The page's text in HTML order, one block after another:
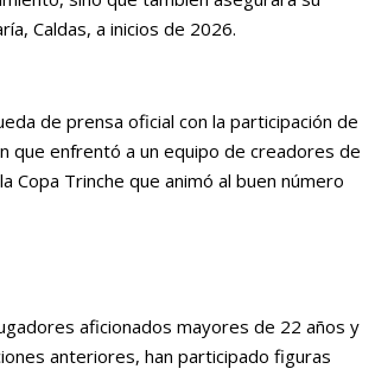
Caldas, a inicios de 2026.
de prensa oficial con la participación de
que enfrentó a un equipo de creadores de
Copa Trinche que animó al buen número
aficionados mayores de 22 años y
anteriores, han participado figuras